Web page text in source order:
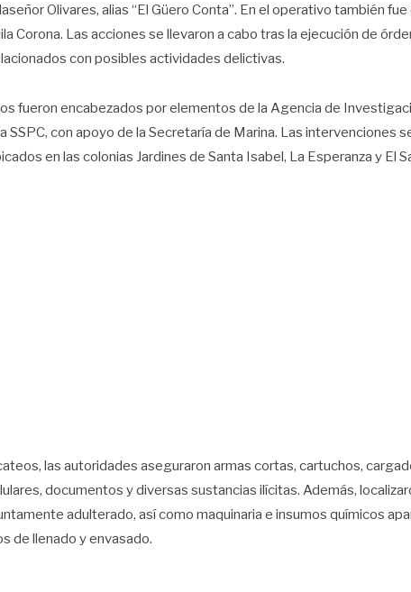
Olivares, alias “El Güero Conta”. En el operativo también
Corona. Las acciones se llevaron a cabo tras la ejecución de
con posibles actividades delictivas.
fueron encabezados por elementos de la Agencia de
SSPC, con apoyo de la Secretaría de Marina. Las intervenciones
en las colonias Jardines de Santa Isabel, La Esperanza y El
las autoridades aseguraron armas cortas, cartuchos,
documentos y diversas sustancias ilícitas. Además,
adulterado, así como maquinaria e insumos químicos
de llenado y envasado.